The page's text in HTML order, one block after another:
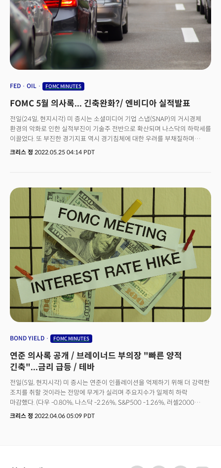
금리인상 기조는 여전히 위험요인이다. 연준이 미국의 경제 성장을
지원하기보다 인플레이션 대응에 주력하는 모습을 보이면서 긴축기조가
어디까지 향할 것인가에 대한 우려가 커지는 모습이다. 경기침체의 가능성이
투자심리를 짖누르는 가운데 시장은 연준의 7월 통화정책 회의록에 주목할
것으로 전망된다. 캐롤 콩 호주 커먼웰스 은행의 투자 전략가는 "FOMC
회의록이 매파적 성향을 보일 것으로 예상한다."며 "FOMC가 7월 100bp
금리인상을 고려했다는 발언이 나와도 놀라지 않을 것."이라 발언했다. 한편
예상보다 빠르게 둔화되는 경제를 부양하기 위해 리커창 총리가 6개 주요
반면 유럽은 영국이 40년만에 두 자릿수의 인플레이션 지표를 받아들면서
이익의 일부를 되돌렸다. 수요일 증시는 월마트와 홈디포에 이어 또 다른 대형
소매업체인 타겟(TGT)과 로우스(LOW)의 실적에 주목할 것으로 예상된다.
전반적으로 시장은 글로벌 경제의 침체 우려에 유가는 하락하고 달러는
강세를 유지했다. 경제 데이터 측면에서 7월의 소매판매 지수는 경기침체의
우려 속 미국의 소비자들이 물가상승에 어떻게 대응하고 있는지에 대한
FED OIL FOMC MINUTES
FOMC 5월 의사록... 긴축완화?/ 엔비디아 실적발표
전일(24일, 현지시각) 미 증시는 소셜미디어 기업 스냅(SNAP)의 거시경제
환경의 악화로 인한 실적부진이 기술주 전반으로 확산되며 나스닥의 하락세를
이끌었다. 또 부진한 경기지표 역시 경기침체에 대한 우려를 부채질하며
증시가 약세를 면치 못했다. (다우 +0.15%, 나스닥 -2.35%, S&P500
메타(-7.62%), 핀터레스트(-23.64%) 등이 충격을 받았다. 광고 회사인
옴니콤(-8.42%)과 트레이드 데스크(-18.51%)도 동반 침체를 보였고 광고
감소로 인한 여행 수요 둔화 우려로 카니발(-10.30%), 디즈니(-4.01%),
델타항공(-5.82%) 등 여행, 레저, 항공 업체등이 함께 약세로 전환했다. 하지만
오후로 접어들면서 저가 매수세가 유입됐고 유틸리티와 필수소비재, 부동산
등 경기방어주가 압도적인 퍼포먼스를 보이며 다우산업평균지수는 상승
전환에 성공하는 모습을 보이기도 했다. 월가는 기술주들을 중심으로
대형주들의 수난시대가 한동안 지속될 것으로 전망했다. 하이타워의
수석투자전략가인 스테파니 링크(Stephanie Link)는 CNBC와의 인터뷰를
통해 "기술과 통신서비스가 지수에 여전히 과도한 비중을 차지하면서 가장 큰
타격을 받고 있다.정말 어려운 시기다. 불확실성이 너무 많아 1년 내내 고르지
못한 환경이 계속될 것이다"고 주장했다. 투자자들이 위험자산을 버리고
안전자산으로 향하면서 국채금리는 하락했다. 연준의 긴축기조가 완화될 수
있다는 기대와 함께 10년 만기 국채 수익률은 화요일 2.81%에서 목요일에는
16bp가 하락한 2.46%를 기록, 연준의 향후 금리인상 속도에 대한 베팅이
측면에서 이번주의 하이라이트가 될 것으로 전망된다. 시장은 개장 전 딕스
스포팅 굿즈(DKS)와 장 마감 후 발표 예정인 스노우플레이크(SNOW)와
있는지 분석할 것으로 관측된다. 통화정책 측면에서 투자자들은
연방공개시장위원회(FOMC)의 5월 통화정책 회의록에 주목할 것으로
전망된다. 최근 라파엘 보스틱 애틀란타 연은 총재와 에스더 조지 갠자스시티
연은 총재가 잇따라 완화 시그널을 보였다는 점에서 시장의 기대와 연준의
크리스 정 2022.05.25 04:14 PDT
BOND YIELD FOMC MINUTES
연준 의사록 공개 / 브레이너드 부의장 "빠른 양적
긴축"...금리 급등 / 테바
전일(5일, 현지시각) 미 증시는 연준이 인플레이션을 억제하기 위해 더 강력한
조치를 취할 것이라는 전망에 무게가 실리며 주요지수가 일제히 하락
마감했다. (다우 -0.80%, 나스닥 -2.26%, S&P500 -1.26%, 러셀2000
-2.36%)라엘 브레이너드 연준 부의장은 화요일 컨퍼런스에서 "인플레이션
크리스 정 2022.04.06 05:09 PDT